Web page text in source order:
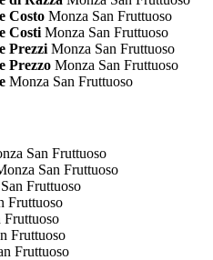
Costo Monza San Fruttuoso
Costi Monza San Fruttuoso
Prezzi Monza San Fruttuoso
Prezzo Monza San Fruttuoso
Monza San Fruttuoso
San Fruttuoso
San Fruttuoso
Fruttuoso
Fruttuoso
Fruttuoso
Fruttuoso
Fruttuoso